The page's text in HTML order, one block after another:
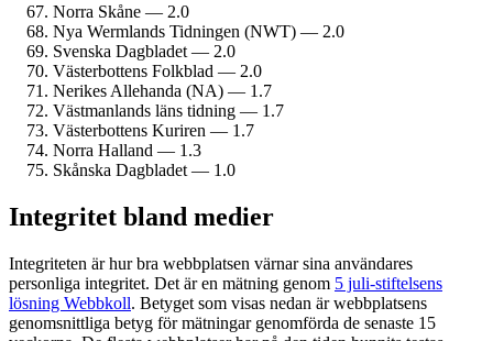
Norra Skåne — 2.0
Nya Wermlands Tidningen (NWT) — 2.0
Svenska Dagbladet — 2.0
Västerbottens Folkblad — 2.0
Nerikes Allehanda (NA) — 1.7
Västmanlands läns tidning — 1.7
Västerbottens Kuriren — 1.7
Norra Halland — 1.3
Skånska Dagbladet — 1.0
Integritet bland medier
Integriteten är hur bra webbplatsen värnar sina användares
personliga integritet. Det är en mätning genom 5 juli-stiftelsens
lösning Webbkoll. Betyget som visas nedan är webbplatsens
genomsnittliga betyg för mätningar genomförda de senaste 15